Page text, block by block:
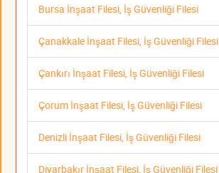
Bursa İnşaat Filesi, İş Güvenliği Filesi
Çanakkale İnşaat Filesi, İş Güvenliği Filesi
Çankırı İnşaat Filesi, İş Güvenliği Filesi
Çorum İnşaat Filesi, İş Güvenliği Filesi
Denizli İnşaat Filesi, İş Güvenliği Filesi
Diyarbakır İnşaat Filesi, İş Güvenliği Filesi